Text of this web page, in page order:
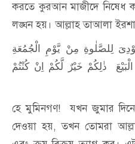
করতে কুরআন মাজীদে নিষেধ
লঙ্ঘন হয়। আল্লাহ তাআলা
لِلصَّلٰوةِ مِنْ یَّوْمِ الْجُمُعَةِ
ذٰلِكُمْ خَیْرٌ لَّكُمْ اِنْ كُنْتُمْ
হে মুমিনগণ! যখন জুমার
দেওয়া হয়, তখন তোমরা